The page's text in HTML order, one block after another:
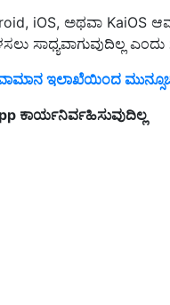
iOS, ಅಥವಾ KaiOS
ಸಾಧ್ಯವಾಗುವುದಿಲ್ಲ ಎಂದು
ಇಲಾಖೆಯಿಂದ
ಕಾರ್ಯನಿರ್ವಹಿಸುವುದಿಲ್ಲ